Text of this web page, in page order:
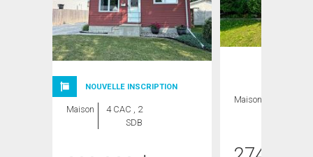
NOUVELLE INSCRIPTION
Maison
4 CAC , 2
SDB
Maison